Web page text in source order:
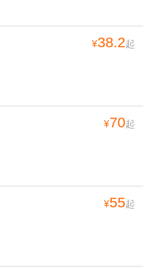
¥38.2起
¥70起
¥55起